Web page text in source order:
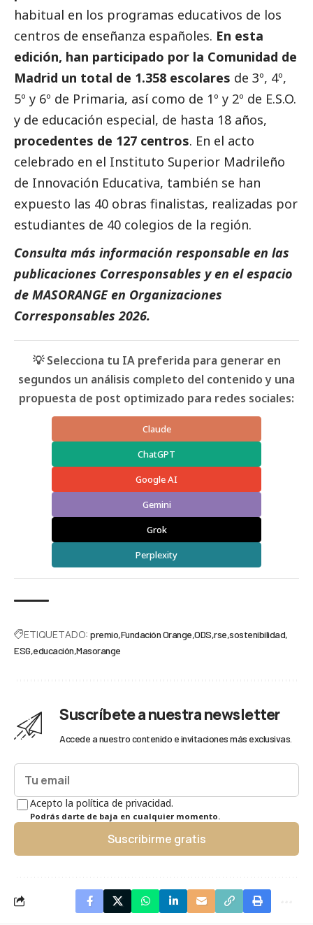
habitual en los programas educativos de los
centros de enseñanza españoles. En esta
edición, han participado por la Comunidad de
Madrid un total de 1.358 escolares de 3º, 4º,
5º y 6º de Primaria, así como de 1º y 2º de E.S.O.
y de educación especial, de hasta 18 años,
procedentes de 127 centros. En el acto
celebrado en el Instituto Superior Madrileño
de Innovación Educativa, también se han
expuesto las 40 obras finalistas, realizadas por
estudiantes de 40 colegios de la región.
Consulta más información responsable en las
publicaciones Corresponsables y en el espacio
de MASORANGEen Organizaciones
Corresponsables 2026.
💡 Selecciona tu IA preferida para generar en
segundos un análisis completo del contenido y una
propuesta de post optimizado para redes sociales:
Claude
ChatGPT
Google AI
Gemini
Grok
Perplexity
ETIQUETADO: premio Fundación Orange ODS rse sostenibilidad
ESG educación Masorange
Suscríbete a nuestra newsletter
Accede a nuestro contenido e invitaciones más exclusivas.
Acepto la política de privacidad.
Podrás darte de baja en cualquier momento.
Suscribirme gratis